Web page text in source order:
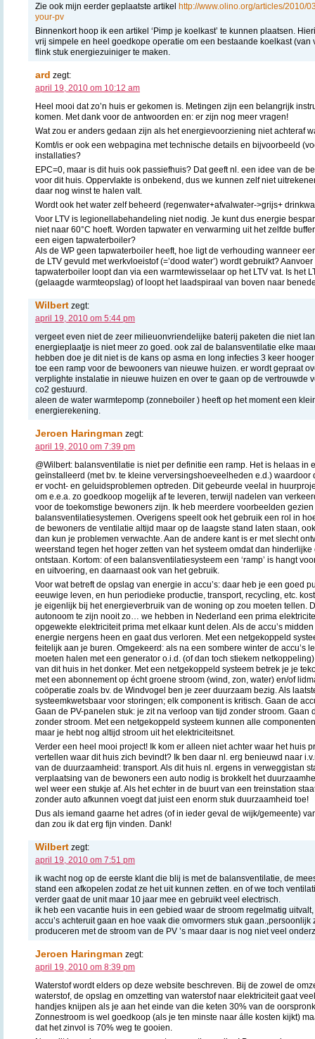
Zie ook mijn eerder geplaatste artikel http://www.olino.org/articles/2010/
your-pv
Binnenkort hoop ik een artikel ‘Pimp je koelkast’ te kunnen plaatsen.
vrij simpele en heel goedkope operatie om een bestaande koelkast
flink stuk energiezuiniger te maken.
ard zegt:
april 19, 2010 om 10:12 am
Heel mooi dat zo’n huis er gekomen is. Metingen zijn een belangrijk
komen. Met dank voor de antwoorden en: er zijn nog meer vragen!
Wat zou er anders gedaan zijn als het energievoorziening niet achteraf
Komt/is er ook een webpagina met technische details en bijvoorbeeld
installaties?
EPC=0, maar is dit huis ook passiefhuis? Dat geeft nl. een idee van de
voor dit huis. Oppervlakte is onbekend, dus we kunnen zelf niet
daar nog winst te halen valt.
Wordt ook het water zelf beheerd (regenwater+afvalwater->grijs+
Voor LTV is legionellabehandeling niet nodig. Je kunt dus energie
niet naar 60°C hoeft. Worden tapwater en verwarming uit het zelfde
een eigen tapwaterboiler?
Als de WP geen tapwaterboiler heeft, hoe ligt de verhouding wanneer
de LTV gevuld met werkvloeistof (=’dood water’) wordt gebruikt?
tapwaterboiler loopt dan via een warmtewisselaar op het LTV vat. Is het
(gelaagde warmteopslag) of loopt het laadspiraal van boven naar
Wilbert zegt:
april 19, 2010 om 5:44 pm
vergeet even niet de zeer milieuonvriendelijke baterij paketen die niet
energieplaatje is niet meer zo goed. ook zal de balansventilatie elke
hebben doe je dit niet is de kans op asma en long infecties 3 keer
toe een ramp voor de bewooners van nieuwe huizen. er wordt gepraat
verplighte instalatie in nieuwe huizen en over te gaan op de vertrouwde
co2 gestuurd.
aleen de water warmtepomp (zonneboiler ) heeft op het moment een
energierekening.
Jeroen Haringman zegt:
april 19, 2010 om 7:39 pm
@Wilbert: balansventilatie is niet per definitie een ramp. Het is helaas in
geïnstalleerd (met bv. te kleine verversingshoeveelheden e.d.) waardoor
er vocht- en geluidsproblemen optreden. Dit gebeurde veelal in
om e.e.a. zo goedkoop mogelijk af te leveren, terwijl nadelen van
voor de toekomstige bewoners zijn. Ik heb meerdere voorbeelden
balansventilatiesystemen. Overigens speelt ook het gebruik een rol in
de bewoners de ventilatie altijd maar op de laagste stand laten staan,
dan kun je problemen verwachte. Aan de andere kant is er met slecht
weerstand tegen het hoger zetten van het systeem omdat dan
ontstaan. Kortom: of een balansventilatiesysteem een ‘ramp’ is hangt
en uitvoering, en daarnaast ook van het gebruik.
Voor wat betreft de opslag van energie in accu’s: daar heb je een goed
eeuwige leven, en hun periodieke productie, transport, recycling, etc.
je eigenlijk bij het energieverbruik van de woning op zou moeten tellen.
autonoom te zijn nooit zo… we hebben in Nederland een prima
opgewekte elektriciteit prima met elkaar kunt delen. Als de accu’s
energie nergens heen en gaat dus verloren. Met een netgekoppeld
feitelijk aan je buren. Omgekeerd: als na een sombere winter de accu’s
moeten halen met een generator o.i.d. (of dan toch stiekem
van dit huis in het donker. Met een netgekoppeld systeem betrek je je
met een abonnement op écht groene stroom (wind, zon, water) en/of
coöperatie zoals bv. de Windvogel ben je zeer duurzaam bezig. Als
systeemkwetsbaar voor storingen; elk component is kritisch. Gaan de
Gaan de PV-panelen stuk: je zit na verloop van tijd zonder stroom. Gaan
zonder stroom. Met een netgekoppeld systeem kunnen alle
maar je hebt nog altijd stroom uit het elektriciteitsnet.
Verder een heel mooi project! Ik kom er alleen niet achter waar het huis
vertellen waar dit huis zich bevindt? Ik ben daar nl. erg benieuwd naar
van de duurzaamheid: transport. Als dit huis nl. ergens in verweggistan
verplaatsing van de bewoners een auto nodig is brokkelt het
wel weer een stukje af. Als het echter in de buurt van een treinstation
zonder auto afkunnen voegt dat juist een enorm stuk duurzaamheid toe!
Dus als iemand gaarne het adres (of in ieder geval de wijk/gemeente)
dan zou ik dat erg fijn vinden. Dank!
Wilbert zegt:
april 19, 2010 om 7:51 pm
ik wacht nog op de eerste klant die blij is met de balansventilatie, de
stand een afkopelen zodat ze het uit kunnen zetten. en of we toch
verder gaat de unit maar 10 jaar mee en gebruikt veel electrisch.
ik heb een vacantie huis in een gebied waar de stroom regelmatig
accu’s achteruit gaan en hoe vaak die omvormers stuk gaan.,persoonlijk
produceren met de stroom van de PV ’s maar daar is nog niet veel
Jeroen Haringman zegt:
april 19, 2010 om 8:39 pm
Waterstof wordt elders op deze website beschreven. Bij de zowel de
waterstof, de opslag en omzetting van waterstof naar elektriciteit gaat
handjes knijpen als je aan het einde van die keten 30% van de
Zonnestroom is wel goedkoop (als je ten minste naar álle kosten kijkt)
dat het zinvol is 70% weg te gooien.